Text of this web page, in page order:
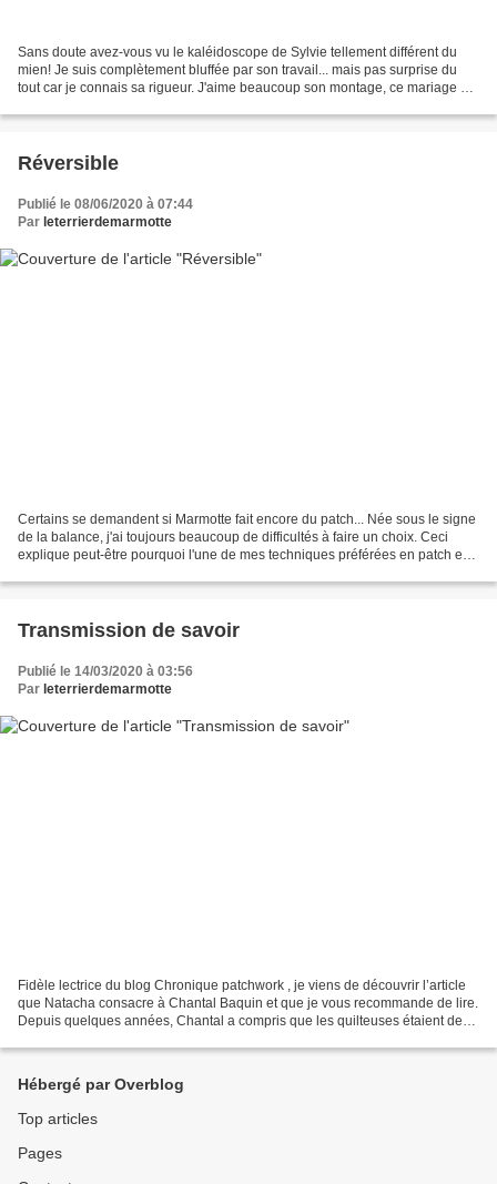
Sans doute avez-vous vu le kaléidoscope de Sylvie tellement différent du
mien! Je suis complètement bluffée par son travail... mais pas surprise du
tout car je connais sa rigueur. J'aime beaucoup son montage, ce mariage de
Réversible
Publié le 08/06/2020 à 07:44
Par leterrierdemarmotte
Certains se demandent si Marmotte fait encore du patch... Née sous le signe
de la balance, j'ai toujours beaucoup de difficultés à faire un choix. Ceci
explique peut-être pourquoi l'une de mes techniques préférées en patch est
Transmission de savoir
Publié le 14/03/2020 à 03:56
Par leterrierdemarmotte
Fidèle lectrice du blog Chronique patchwork , je viens de découvrir l’article
que Natacha consacre à Chantal Baquin et que je vous recommande de lire.
Depuis quelques années, Chantal a compris que les quilteuses étaient de
Hébergé par Overblog
Top articles
Pages